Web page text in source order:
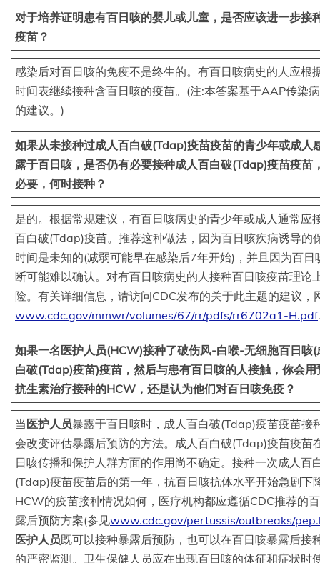
对于培养证明患有百日咳的婴儿或儿童，是否应该进一步接
疫苗？
感染后对百日咳的免疫不是终生的。有百日咳病史的人应根
时间表继续接种含百日咳的疫苗。(注:本答案基于AAP传染
的建议。)
如果从未接种过成人百白破(Tdap)疫苗疫苗的青少年或成人
露于百日咳，是否仍有必要接种成人百白破(Tdap)疫苗疫苗
必要，何时接种？
是的。根据常规建议，有百日咳病史的青少年或成人通常应
百白破(Tdap)疫苗。推荐这种做法，因为百日咳疾病诱导的
时间是未知的(减弱可能早在感染后7年开始)，并且因为百日
断可能难以确认。对有百日咳病史的人接种百日咳疫苗理论
险。有关详细信息，请访问CDC发布的关于此主题的建议，
www.cdc.gov/mmwr/volumes/67/rr/pdfs/rr6702a1-H.pdf.
如果一名医护人员(HCW)接种了破伤风-白喉-无细胞百日咳(
白破(Tdap)疫苗)疫苗，然后与患有百日咳的人接触，你会用
抗生素治疗接种的HCW，还是认为他们对百日咳免疫？
当医护人员暴露于百日咳时，成人百白破(Tdap)疫苗疫苗接
会改变评估暴露后预防的方法。成人百白破(Tdap)疫苗疫苗
日咳传播和保护人群方面的作用尚不确定。接种一次成人百
(Tdap)疫苗疫苗后的第一年，抗百日咳抗体水平开始急剧下
HCW的疫苗接种情况如何，医疗机构都应遵循CDC推荐的
露后预防方案(参见www.cdc.gov/pertussis/outbreaks/
医护人员既可以接种暴露后预防，也可以在百日咳暴露后接
的严密监测。卫生保健人员应在出现百日咳的体征和症状时